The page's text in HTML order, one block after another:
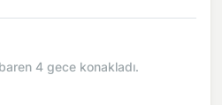
4 gece konakladı.